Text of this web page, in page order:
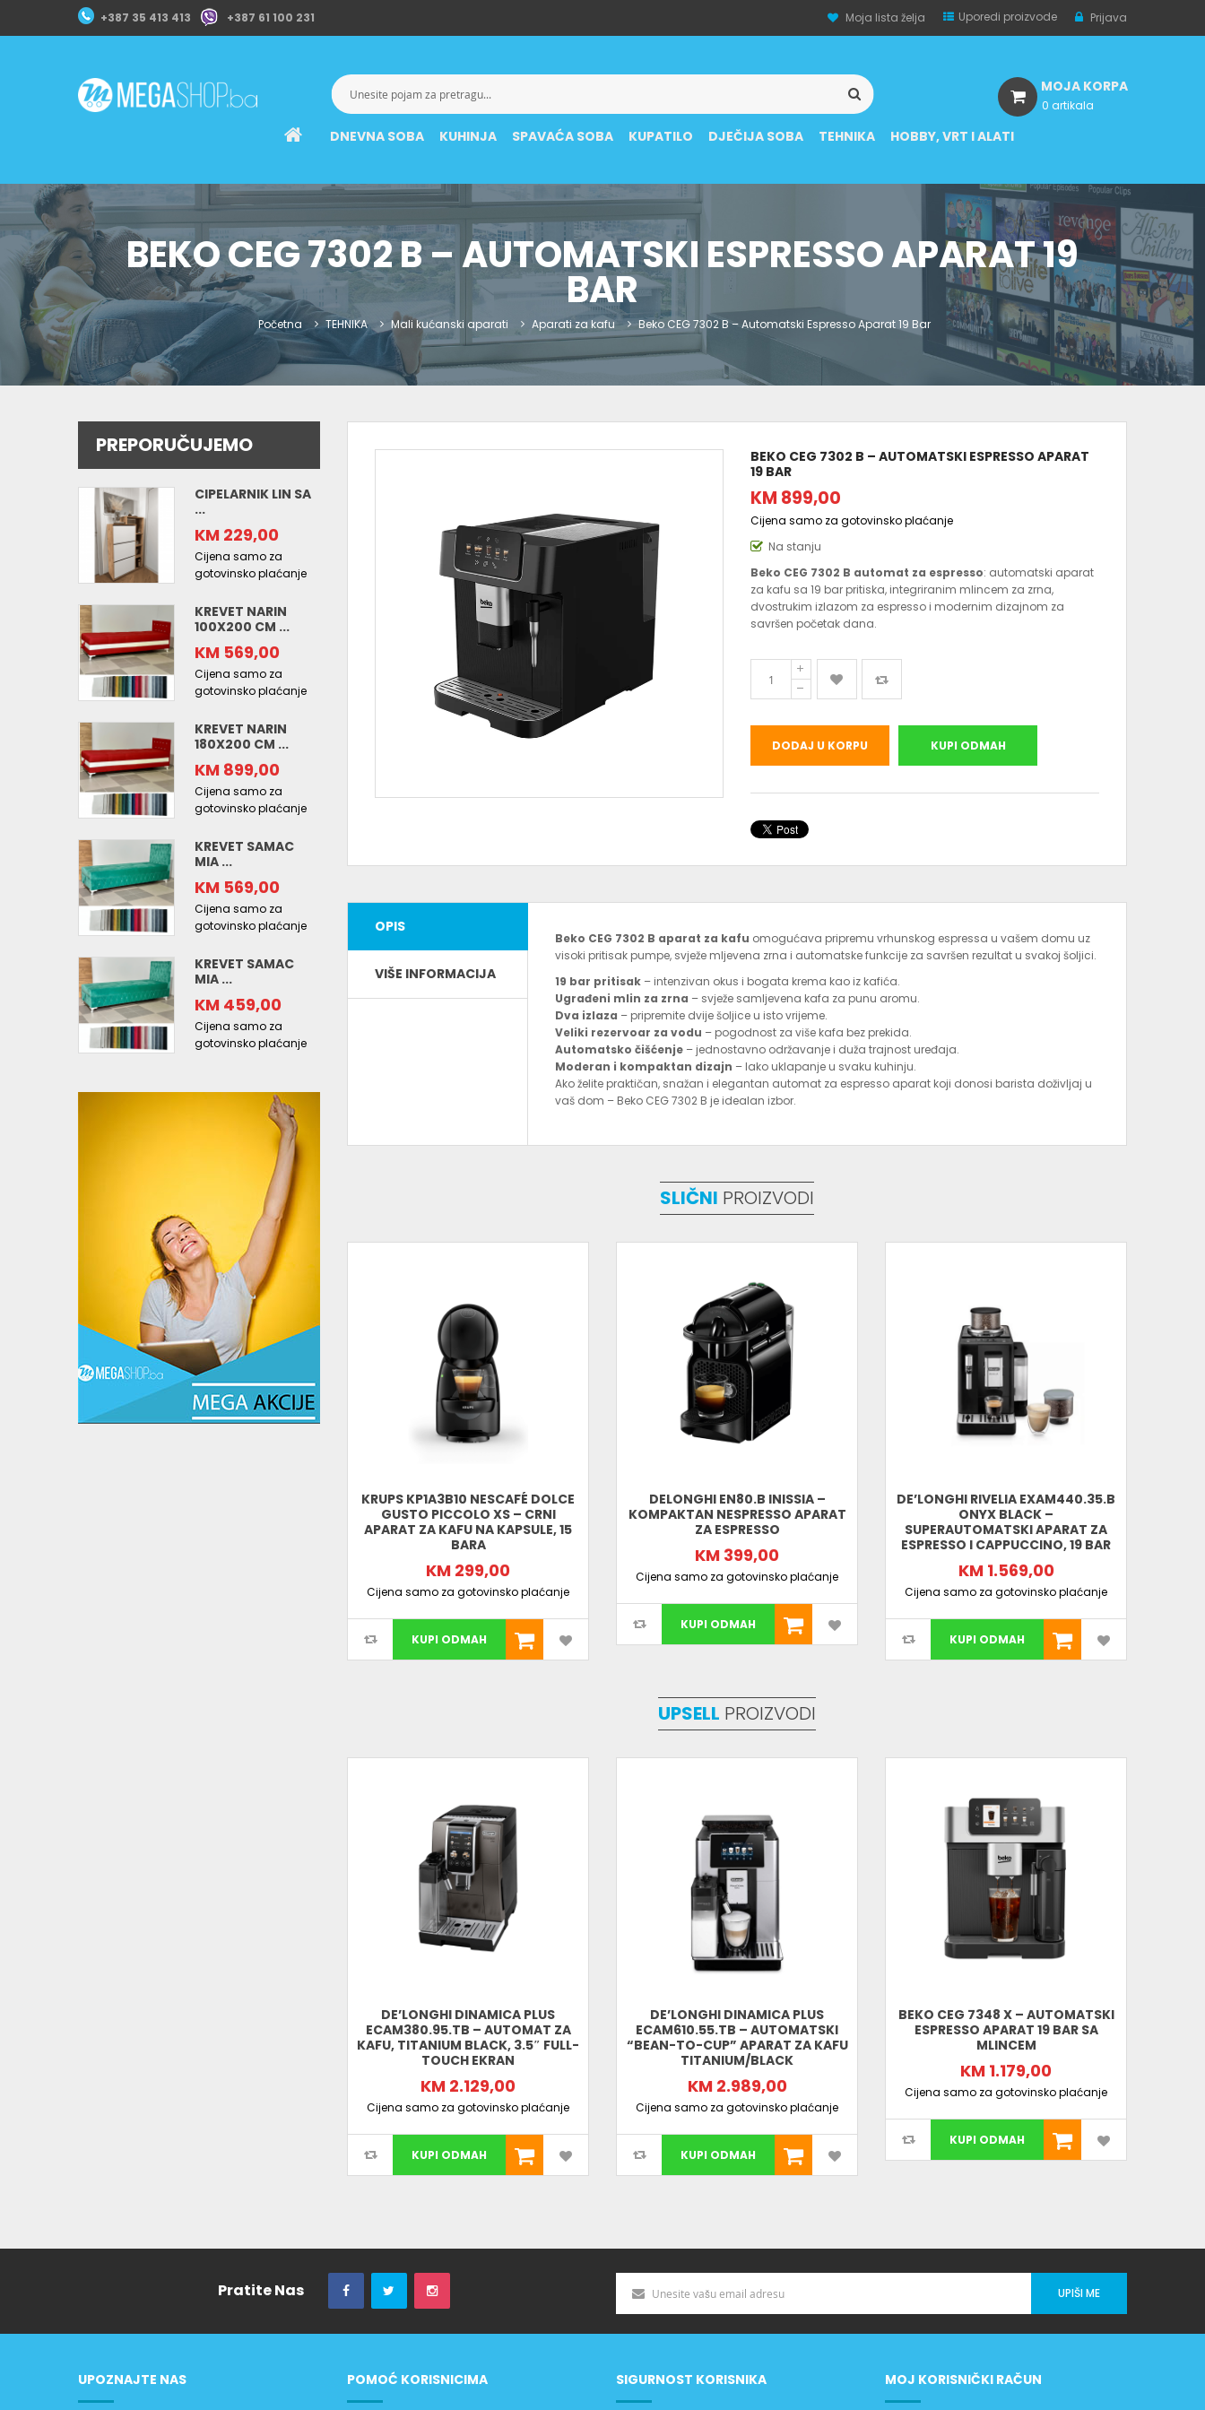
+387 35 413 413 +387 61 100 231 Moja lista želja Uporedi proizvode Prijava
DNEVNA SOBA KUHINJA SPAVAĆA SOBA KUPATILO DJEČIJA SOBA TEHNIKA HOBBY, VRT I ALATI
MOJA KORPA
0 artikala
BEKO CEG 7302 B – AUTOMATSKI ESPRESSO APARAT 19
BAR
Početna TEHNIKA Mali kućanski aparati Aparati za kafu Beko CEG 7302 B – Automatski Espresso Aparat 19 Bar
BEKO CEG 7302 B – AUTOMATSKI ESPRESSO APARAT
19 BAR
KM 899,00
Cijena samo za gotovinsko plaćanje
Na stanju
Beko CEG 7302 B automat za espresso: automatski aparat
za kafu sa 19 bar pritiska, integriranim mlincem za zrna,
dvostrukim izlazom za espresso i modernim dizajnom za
savršen početak dana.
DODAJ U KORPU KUPI ODMAH
OPIS
VIŠE INFORMACIJA
Beko CEG 7302 B aparat za kafu omogućava pripremu vrhunskog espressa u vašem domu uz
visoki pritisak pumpe, svježe mljevena zrna i automatske funkcije za savršen rezultat u svakoj šoljici.
19 bar pritisak – intenzivan okus i bogata krema kao iz kafića.
Ugrađeni mlin za zrna – svježe samljevena kafa za punu aromu.
Dva izlaza – pripremite dvije šoljice u isto vrijeme.
Veliki rezervoar za vodu – pogodnost za više kafa bez prekida.
Automatsko čišćenje – jednostavno održavanje i duža trajnost uređaja.
Moderan i kompaktan dizajn – lako uklapanje u svaku kuhinju.
Ako želite praktičan, snažan i elegantan automat za espresso aparat koji donosi barista doživljaj u
vaš dom – Beko CEG 7302 B je idealan izbor.
SLIČNI PROIZVODI
KRUPS KP1A3B10 NESCAFÉ DOLCE
GUSTO PICCOLO XS – CRNI
APARAT ZA KAFU NA KAPSULE, 15
BARA
KM 299,00
Cijena samo za gotovinsko plaćanje
KUPI ODMAH
DELONGHI EN80.B INISSIA –
KOMPAKTAN NESPRESSO APARAT
ZA ESPRESSO
KM 399,00
Cijena samo za gotovinsko plaćanje
KUPI ODMAH
DE’LONGHI RIVELIA EXAM440.35.B
ONYX BLACK –
SUPERAUTOMATSKI APARAT ZA
ESPRESSO I CAPPUCCINO, 19 BAR
KM 1.569,00
Cijena samo za gotovinsko plaćanje
KUPI ODMAH
UPSELL PROIZVODI
DE’LONGHI DINAMICA PLUS
ECAM380.95.TB – AUTOMAT ZA
KAFU, TITANIUM BLACK, 3.5″ FULL-
TOUCH EKRAN
KM 2.129,00
Cijena samo za gotovinsko plaćanje
KUPI ODMAH
DE’LONGHI DINAMICA PLUS
ECAM610.55.TB – AUTOMATSKI
“BEAN-TO-CUP” APARAT ZA KAFU
TITANIUM/BLACK
KM 2.989,00
Cijena samo za gotovinsko plaćanje
KUPI ODMAH
BEKO CEG 7348 X – AUTOMATSKI
ESPRESSO APARAT 19 BAR SA
MLINCEM
KM 1.179,00
Cijena samo za gotovinsko plaćanje
KUPI ODMAH
PREPORUČUJEMO
CIPELARNIK LIN SA
...
KM 229,00
Cijena samo za
gotovinsko plaćanje
KREVET NARIN
100X200 CM ...
KM 569,00
Cijena samo za
gotovinsko plaćanje
KREVET NARIN
180X200 CM ...
KM 899,00
Cijena samo za
gotovinsko plaćanje
KREVET SAMAC
MIA ...
KM 569,00
Cijena samo za
gotovinsko plaćanje
KREVET SAMAC
MIA ...
KM 459,00
Cijena samo za
gotovinsko plaćanje
Pratite Nas UPIŠI ME
UPOZNAJTE NAS POMOĆ KORISNICIMA SIGURNOST KORISNIKA MOJ KORISNIČKI RAČUN